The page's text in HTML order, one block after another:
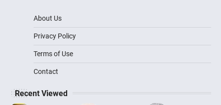
About Us
Privacy Policy
Terms of Use
Contact
Recent Viewed